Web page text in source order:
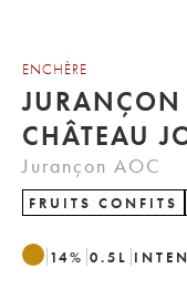
ENCHÈRE
CHÂTEAU
Jurançon AOC
FRUITS CONFITS
14% 0.5 L